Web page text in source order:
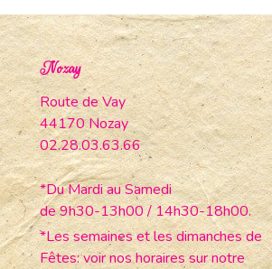
Nozay
Route de Vay
44170 Nozay
02.28.03.63.66
*Du Mardi au Samedi
de 9h30-13h00 / 14h30-18h00.
*Les semaines et les dimanches de
Fêtes: voir nos horaires sur notre